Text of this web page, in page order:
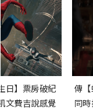
日】票房破紀
文費吉說感覺
傳【
同